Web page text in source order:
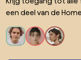
een deel van de